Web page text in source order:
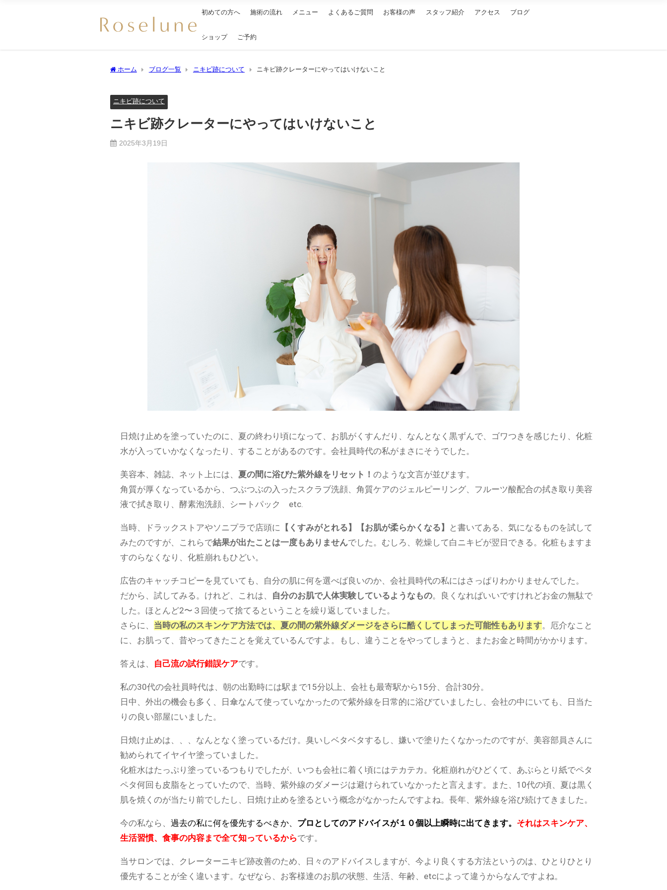
初めての方へ 施術の流れ メニュー よくあるご質問 お客様の声 スタッフ紹介 アクセス ブログ
ショップ ご予約
ホーム ブログ一覧 ニキビ跡について ニキビ跡クレーターにやってはいけないこと
ニキビ跡について
ニキビ跡クレーターにやってはいけないこと
2025年3月19日
日焼け止めを塗っていたのに、夏の終わり頃になって、お肌がくすんだり、なんとなく黒ずんで、ゴワつきを感じたり、化粧
水が入っていかなくなったり、することがあるのです。会社員時代の私がまさにそうでした。
美容本、雑誌、ネット上には、 夏の間に浴びた紫外線をリセット！ のような文言が並びます。
角質が厚くなっているから、つぶつぶの入ったスクラブ洗顔、角質ケアのジェルピーリング、フルーツ酸配合の拭き取り美容
液で拭き取り、酵素泡洗顔、シートパック etc.
当時、ドラックストアやソニプラで店頭に 【くすみがとれる】【お肌が柔らかくなる】
と書いてある、気になるものを試して
みたのですが、これらで結果が出たことは一度もありませんでした。むしろ、乾燥して白ニキビが翌日できる。化粧もますま
すのらなくなり、化粧崩れもひどい。
広告のキャッチコピーを見ていても、自分の肌に何を選べば良いのか、会社員時代の私にはさっぱりわかりませんでした。
だから、試してみる。けれど、これは、
自分のお肌で人体実験しているようなもの。良くなればいいですけれどお金の無駄で
した。ほとんど2〜３回使って捨てるということを繰り返していました。
さらに、 当時の私のスキンケア方法では、夏の間の紫外線ダメージをさらに酷くしてしまった可能性もあります。厄介なこと
に、お肌って、昔やってきたことを覚えているんですよ。もし、違うことをやってしまうと、またお金と時間がかかります。
答えは、 自己流の試行錯誤ケアです。
私の30代の会社員時代は、朝の出勤時には駅まで15分以上、会社も最寄駅から15分、合計30分。
日中、外出の機会も多く、日傘なんて使っていなかったので紫外線を日常的に浴びていましたし、会社の中にいても、日当た
りの良い部屋にいました。
日焼け止めは、、、なんとなく塗っているだけ。臭いしベタベタするし、嫌いで塗りたくなかったのですが、美容部員さんに
勧められてイヤイヤ塗っていました。
化粧水はたっぷり塗っているつもりでしたが、いつも会社に着く頃にはテカテカ。化粧崩れがひどくて、あぶらとり紙でペタ
ペタ何回も皮脂をとっていたので、当時、紫外線のダメージは避けられていなかったと言えます。また、10代の頃、夏は黒く
肌を焼くのが当たり前でしたし、日焼け止めを塗るという概念がなかったんですよね。長年、紫外線を浴び続けてきました。
今の私なら、 過去の私に何を優先するべきか、 プロとしてのアドバイスが１０個以上瞬時に出てきます。 それはスキンケア、
生活習慣、食事の内容まで全て知っているからです。
当サロンでは、クレーターニキビ跡改善のため、日々のアドバイスしますが、今より良くする方法というのは、ひとりひとり
優先することが全く違います。なぜなら、お客様達のお肌の状態、生活、年齢、etcによって違うからなんですよね。